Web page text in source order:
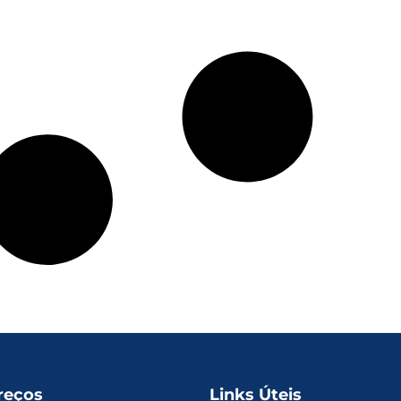
Links Úteis